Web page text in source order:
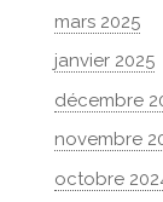
mars 2025
janvier 2025
décembre
novembre
octobre